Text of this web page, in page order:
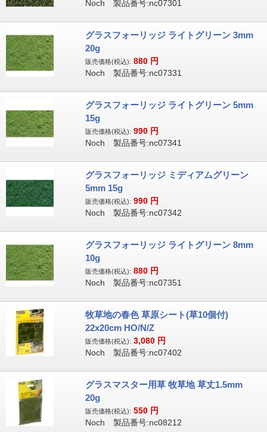
Noch 製品番号:nc07301
グラスフォーリッジ ライトグリーン 3mm
20g
販売価格(税込): 880 円
Noch 製品番号:nc07331
グラスフォーリッジ ライトグリーン 5mm
15g
販売価格(税込): 990 円
Noch 製品番号:nc07341
グラスフォーリッジ ミディアムグリーン
5mm 15g
販売価格(税込): 990 円
Noch 製品番号:nc07342
グラスフォーリッジ ライトグリーン 8mm
10g
販売価格(税込): 880 円
Noch 製品番号:nc07351
牧草地の春色 草原シート(草10個付)
22x20cm HO/N/Z
販売価格(税込): 3,080 円
Noch 製品番号:nc07402
グラスマスター用草 牧草地 草丈1.5mm
20g
販売価格(税込): 550 円
Noch 製品番号:nc08212